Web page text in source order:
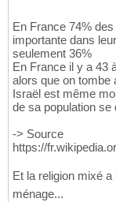
En France 74%
importante dans
seulement 36%
En France il y a 43
alors que on tombe
Israël est même
de sa population se
-> Source
https://
Et la religion mixé a
ménage...